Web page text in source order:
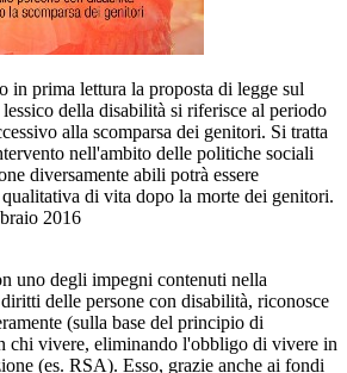
in prima lettura la proposta di legge sul
della disabilità si riferisce al periodo
alla scomparsa dei genitori. Si tratta
nell'ambito delle politiche sociali
diversamente abili potrà essere
di vita dopo la morte dei genitori.
2016
uno degli impegni contenuti nella
delle persone con disabilità, riconosce
(sulla base del principio di
chi vivere, eliminando l'obbligo di vivere in
(es. RSA). Esso, grazie anche ai fondi